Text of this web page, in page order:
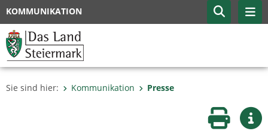
KOMMUNIKATION
Sie sind hier: Kommunikation Presse
Seite